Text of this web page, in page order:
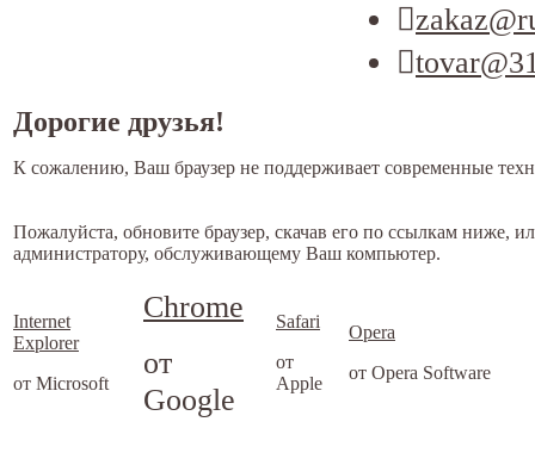
Дорогие друзья!
К сожалению, Ваш браузер не поддерживает современные
Пожалуйста, обновите браузер, скачав его по ссылкам ниже,
администратору, обслуживающему Ваш компьютер.
Internet
Explorer
от Microsoft
Chrome
от
Google
Safari
от
Apple
Opera
от Opera Software